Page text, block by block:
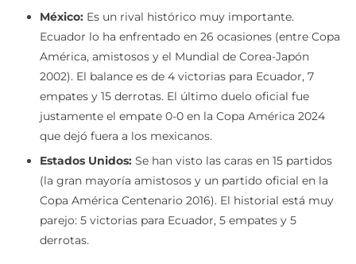
México: Es un rival histórico muy importante.
Ecuador lo ha enfrentado en 26 ocasiones (entre Copa
América, amistosos y el Mundial de Corea-Japón
2002). El balance es de 4 victorias para Ecuador, 7
empates y 15 derrotas. El último duelo oficial fue
justamente el empate 0-0 en la Copa América 2024
que dejó fuera a los mexicanos.
Estados Unidos: Se han visto las caras en 15 partidos
(la gran mayoría amistosos y un partido oficial en la
Copa América Centenario 2016). El historial está muy
parejo: 5 victorias para Ecuador, 5 empates y 5
derrotas.